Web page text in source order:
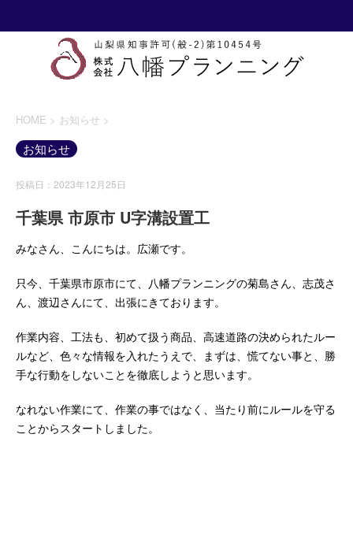
HOME > お知らせ >
お知らせ
投稿日：2023年12月25日
千葉県 市原市 U字溝設置工
みなさん、こんにちは。広瀬です。
只今、千葉県市原市にて、八幡プランニングの菊島さん、志茂さ
ん、渡辺さんにて、出張にきております。
作業内容、工法も、初めて扱う商品、高速道路の決められたルー
ルなど、色々な情報を入れたうえで、まずは、慌てない事と、勝
手な行動をしないことを徹底しようと思います。
なれない作業にて、作業の事ではなく、当たり前にルールを守る
ことからスタートしました。